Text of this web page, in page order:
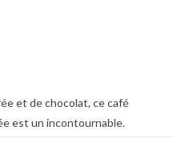
et de chocolat, ce café
est un incontournable.